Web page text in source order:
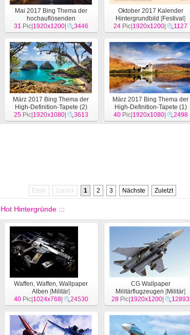
Mai 2017 Bing Thema der
hochauflösenden
Hintergrundbild[System]
31 Pic| 1920x1200| 3446
Oktober 2017 Kalender
Hintergrundbild [Festival ]
24 Pic| 1920x1200 1127
März 2017 Bing Thema der
High-Definition-Tapete (2)
[System]
25Pic| 1920x1080| 3613
März 2017 Bing Thema der
High-Definition-Tapete (1)
[System]
40Pic| 1920x1080| 2498
Erste Zurück 1 2 3 Nächste Zuletzt
Hintergründe :::
Waffen, Waffen, Wallpaper
Alben [Militär]
40Pic| 1024x768| 24530
CG Wallpaper
Militärflugzeugen [Militär]
28 Pic| 1920x1200 12893